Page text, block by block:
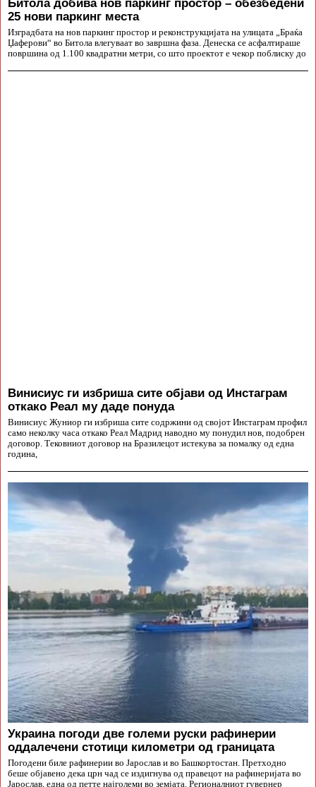
Битола добива нов паркинг простор – обезбедени
25 нови паркинг места
Изградбата на нов паркинг простор и реконструкцијата на улицата „Браќа
Џаферови“ во Битола влегуваат во завршна фаза. Денеска се асфалтираше
површина од 1.100 квадратни метри, со што проектот е чекор поблиску до
Винисиус ги избриша сите објави од Инстаграм
откако Реал му даде понуда
Винисиус Жуниор ги избриша сите содржини од својот Инстаграм профил
само неколку часа откако Реал Мадрид наводно му понудил нов, подобрен
договор. Тековниот договор на Бразилецот истекува за помалку од една
година,
Украина погоди две големи руски рафинерии
оддалечени стотици километри од границата
Погодени биле рафинерии во Јарослав и во Башкортостан. Претходно
беше објавено дека црн чад се издигнува од правецот на рафинеријата во
Јарослав, една од петте најголеми во земјата. Регионалниот гувернер